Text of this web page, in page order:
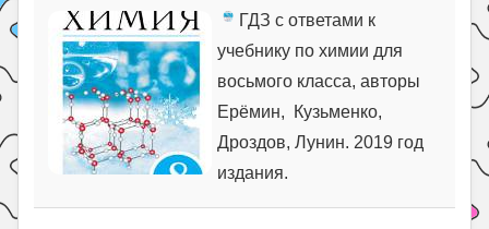
ГДЗ с ответами к
учебнику по химии для
восьмого класса, авторы
Ерёмин, Кузьменко,
Дроздов, Лунин. 2019 год
издания.